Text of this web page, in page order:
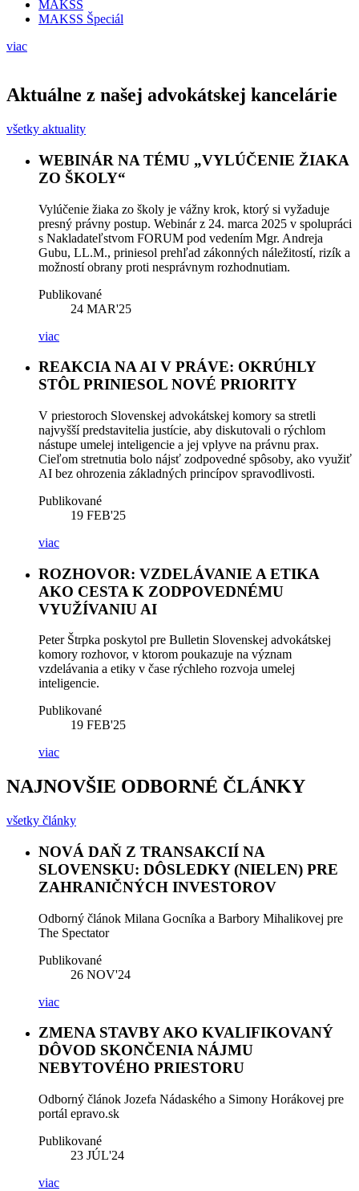
MAKSS
MAKSS Špeciál
viac
Aktuálne z našej advokátskej kancelárie
všetky aktuality
WEBINÁR NA TÉMU „VYLÚČENIE ŽIAKA
ZO ŠKOLY“
Vylúčenie žiaka zo školy je vážny krok, ktorý si vyžaduje
presný právny postup. Webinár z 24. marca 2025 v spolupráci
s Nakladateľstvom FORUM pod vedením Mgr. Andreja
Gubu, LL.M., priniesol prehľad zákonných náležitostí, rizík a
možností obrany proti nesprávnym rozhodnutiam.
Publikované
24 MAR'25
viac
REAKCIA NA AI V PRÁVE: OKRÚHLY
STÔL PRINIESOL NOVÉ PRIORITY
V priestoroch Slovenskej advokátskej komory sa stretli
najvyšší predstavitelia justície, aby diskutovali o rýchlom
nástupe umelej inteligencie a jej vplyve na právnu prax.
Cieľom stretnutia bolo nájsť zodpovedné spôsoby, ako využiť
AI bez ohrozenia základných princípov spravodlivosti.
Publikované
19 FEB'25
viac
ROZHOVOR: VZDELÁVANIE A ETIKA
AKO CESTA K ZODPOVEDNÉMU
VYUŽÍVANIU AI
Peter Štrpka poskytol pre Bulletin Slovenskej advokátskej
komory rozhovor, v ktorom poukazuje na význam
vzdelávania a etiky v čase rýchleho rozvoja umelej
inteligencie.
Publikované
19 FEB'25
viac
NAJNOVŠIE ODBORNÉ ČLÁNKY
všetky články
NOVÁ DAŇ Z TRANSAKCIÍ NA
SLOVENSKU: DÔSLEDKY (NIELEN) PRE
ZAHRANIČNÝCH INVESTOROV
Odborný článok Milana Gocníka a Barbory Mihalikovej pre
The Spectator
Publikované
26 NOV'24
viac
ZMENA STAVBY AKO KVALIFIKOVANÝ
DÔVOD SKONČENIA NÁJMU
NEBYTOVÉHO PRIESTORU
Odborný článok Jozefa Nádaského a Simony Horákovej pre
portál epravo.sk
Publikované
23 JÚL'24
viac